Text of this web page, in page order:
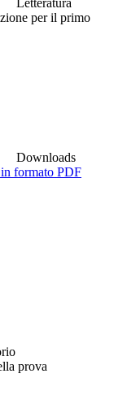
per il primo
Downloads
formato PDF
prova